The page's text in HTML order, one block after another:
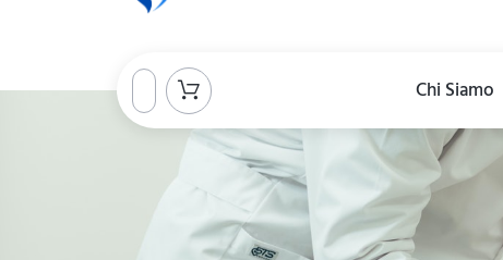
Chi Siamo